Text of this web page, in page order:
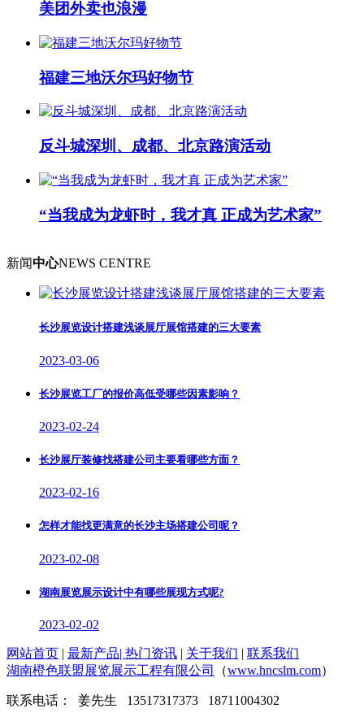
美团外卖也浪漫
福建三地沃尔玛好物节
反斗城深圳、成都、北京路演活动
“当我成为龙虾时，我才真 正成为艺术家”
新闻中心NEWS CENTRE
长沙展览设计搭建浅谈展厅展馆搭建的三大要素
2023-03-06
长沙展览工厂的报价高低受哪些因素影响？
2023-02-24
长沙展厅装修找搭建公司主要看哪些方面？
2023-02-16
怎样才能找更满意的长沙主场搭建公司呢？
2023-02-08
湖南展览展示设计中有哪些展现方式呢?
2023-02-02
网站首页 | 最新产品| 热门资讯 | 关于我们 | 联系我们
湖南橙色联盟展览展示工程有限公司
（www.hncslm.com）
联系电话： 姜先生 13517317373 18711004302